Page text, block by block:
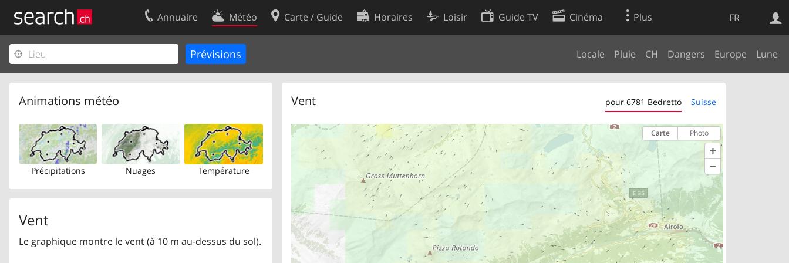
FR
Annuaire Météo Carte / Guide Horaires Loisir Guide TV Cinéma Plus
Locale Pluie CH Dangers Europe Lune
Animations météo
Précipitations Nuages Température
Vent
Le graphique montre le vent (à 10 m au-dessus du sol).
Vent pour 6781 Bedretto Suisse
Carte Photo
+
−
Web
Votre inscription
Centre clients
Contact
Conditions d’utilisation
Préférences de cookies